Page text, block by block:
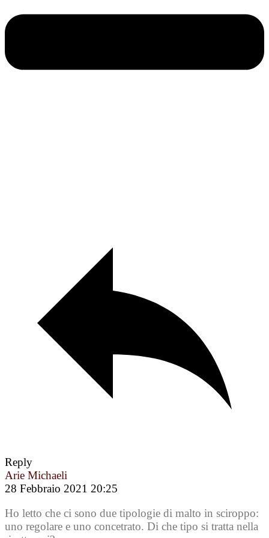
Reply
Arie Michaeli
28 Febbraio 2021 20:25
Ho letto che ci sono due tipologie di malto in sciroppo:
uno regolare e uno concetrato. Di che tipo si tratta nella